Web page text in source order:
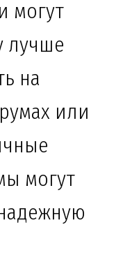
могут
лучше
на
или
могут